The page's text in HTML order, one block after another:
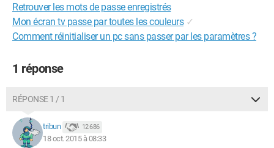
Retrouver les mots de passe enregistrés
Mon écran tv passe par toutes les couleurs ✓
Comment réinitialiser un pc sans passer par les paramètres ?
1 réponse
RÉPONSE 1 / 1
tribun 12 686
18 oct. 2015 à 08:33